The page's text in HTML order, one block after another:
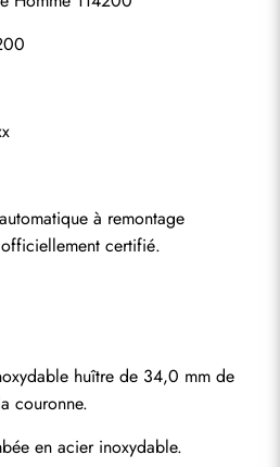
à remontage
certifié.
huître de 34,0 mm de
couronne.
en acier inoxydable.